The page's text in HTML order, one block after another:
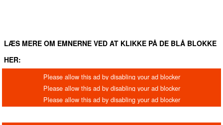
LÆS MERE OM EMNERNE VED AT KLIKKE PÅ DE BLÅ BLOKKE
HER: